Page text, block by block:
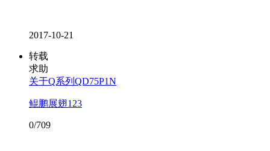
2017-10-21
转载
求助
关于Q系列QD75P1N
鲲鹏展翅123
0/709